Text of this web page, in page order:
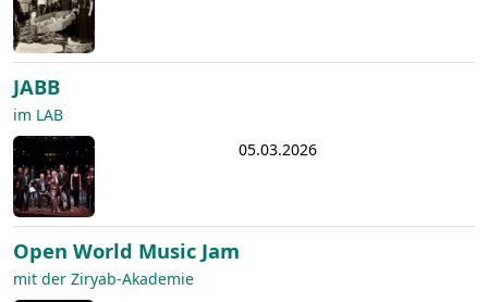
JABB
im LAB
05.03.2026
Open World Music Jam
mit der Ziryab-Akademie